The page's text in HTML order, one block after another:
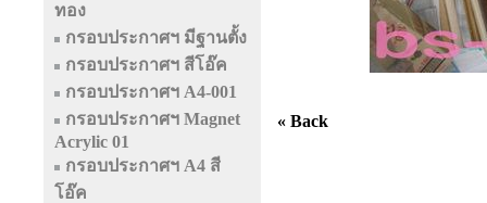
ทอง
กรอบประกาศฯ มีฐานตั้ง
กรอบประกาศฯ สีโอ๊ค
กรอบประกาศฯ A4-001
กรอบประกาศฯ Magnet
Acrylic 01
กรอบประกาศฯ A4 สี
โอ๊ค
« Back